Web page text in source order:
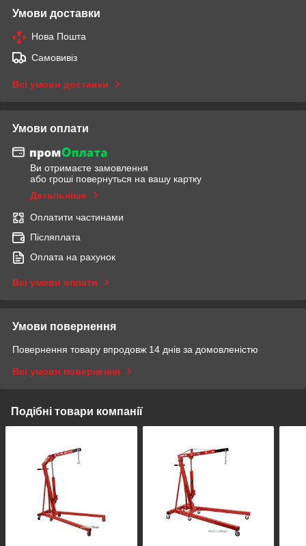
Умови доставки
Нова Пошта
Самовивіз
Всі умови доставки
Умови оплати
Ви отримаєте замовлення
або гроші повернуться на вашу картку
Детальніше
Оплатити частинами
Післяплата
Оплата на рахунок
Всі умови оплати
Умови повернення
Повернення товару впродовж 14 днів за домовленістю
Всі умови повернення
Подібні товари компанії